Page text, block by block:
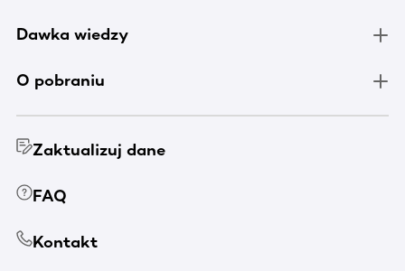
Dawka wiedzy
O pobraniu
Zaktualizuj dane
FAQ
Kontakt